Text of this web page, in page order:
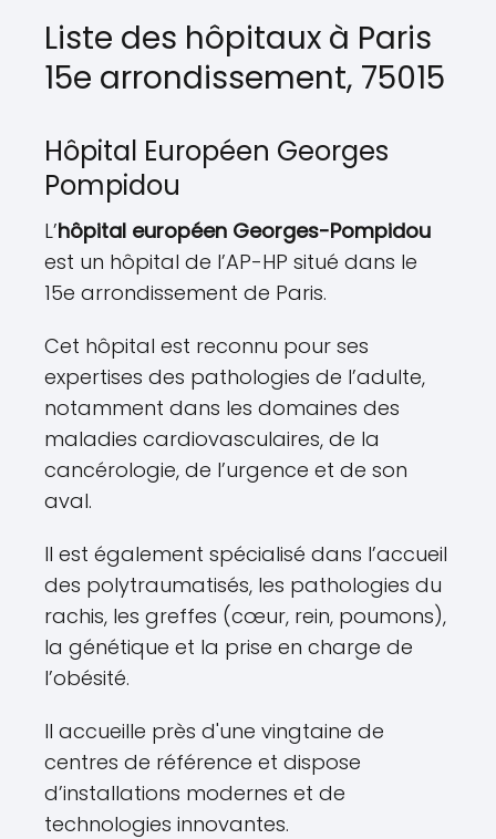
Liste des hôpitaux à Paris
15e arrondissement, 75015
Hôpital Européen Georges
Pompidou
L’hôpital européen Georges-Pompidou
est un hôpital de l’AP-HP situé dans le
15e arrondissement de Paris.
Cet hôpital est reconnu pour ses
expertises des pathologies de l’adulte,
notamment dans les domaines des
maladies cardiovasculaires, de la
cancérologie, de l’urgence et de son
aval.
Il est également spécialisé dans l’accueil
des polytraumatisés, les pathologies du
rachis, les greffes (cœur, rein, poumons),
la génétique et la prise en charge de
l’obésité.
Il accueille près d'une vingtaine de
centres de référence et dispose
d’installations modernes et de
technologies innovantes.